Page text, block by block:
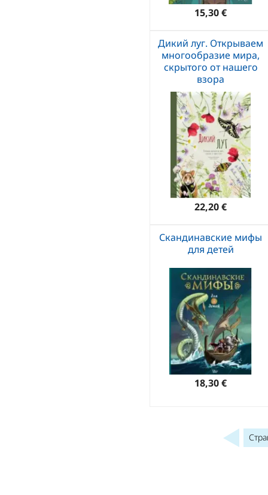
15,30 €
Дикий луг. Открываем
многообразие мира,
скрытого от нашего
взора
22,20 €
Скандинавские мифы
для детей
18,30 €